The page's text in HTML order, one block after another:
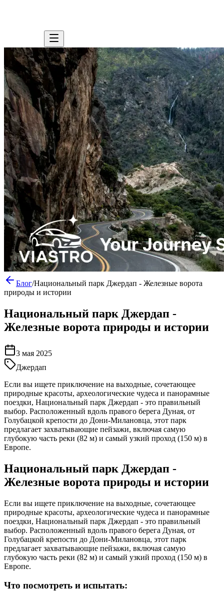
Блог/Национальный парк Джердап - Железные ворота
природы и истории
Национальный парк Джердап -
Железные ворота природы и истории
3 мая 2025
Джердап
Если вы ищете приключение на выходные, сочетающее
природные красоты, археологические чудеса и панорамные
поездки, Национальный парк Джердап - это правильный
выбор. Расположенный вдоль правого берега Дуная, от
Голубацкой крепости до Дони-Милановца, этот парк
предлагает захватывающие пейзажи, включая самую
глубокую часть реки (82 м) и самый узкий проход (150 м) в
Европе.
Национальный парк Джердап -
Железные ворота природы и истории
Если вы ищете приключение на выходные, сочетающее
природные красоты, археологические чудеса и панорамные
поездки, Национальный парк Джердап - это правильный
выбор. Расположенный вдоль правого берега Дуная, от
Голубацкой крепости до Дони-Милановца, этот парк
предлагает захватывающие пейзажи, включая самую
глубокую часть реки (82 м) и самый узкий проход (150 м) в
Европе.
Что посмотреть и испытать: